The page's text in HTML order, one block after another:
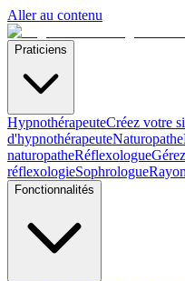
Aller au contenu
Praticiens
HypnothérapeuteCréez votre
d'hypnothérapeuteNaturopathe
naturopatheRéflexologue
réflexologieSophrologue
Fonctionnalités